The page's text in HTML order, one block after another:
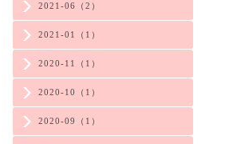
2021-06（2）
2021-01（1）
2020-11（1）
2020-10（1）
2020-09（1）